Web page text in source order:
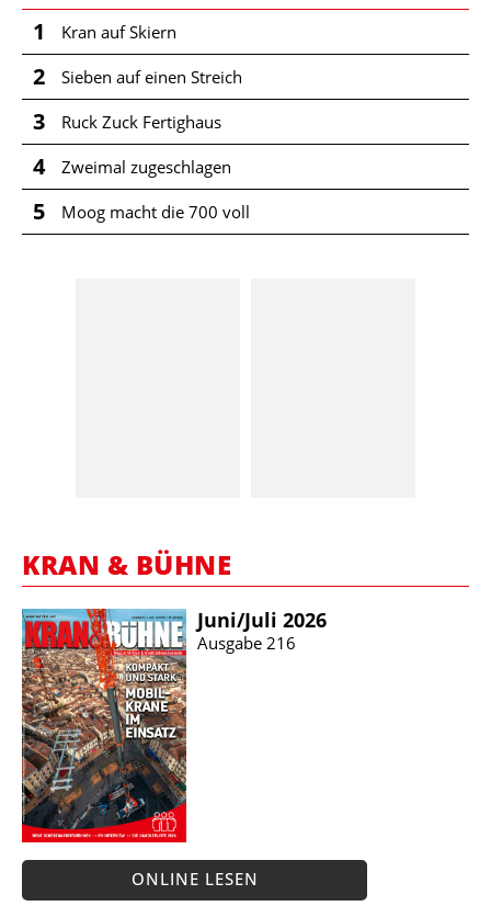
1 Kran auf Skiern
2 Sieben auf einen Streich
3 Ruck Zuck Fertighaus
4 Zweimal zugeschlagen
5 Moog macht die 700 voll
KRAN & BÜHNE
Juni/​Juli 2026
Ausgabe 216
ONLINE LESEN